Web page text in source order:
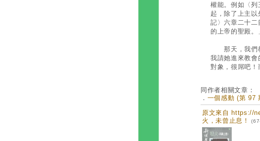
權能。例如〈列
起，除了上主
記〉六章二十二
的上帝的聖殿。
那天，我們教
我請她進來教會
對象，很屌吧！
同作者相關文章：
． 一個感動 (第 97
原文來自 https://
火，未曾止息！